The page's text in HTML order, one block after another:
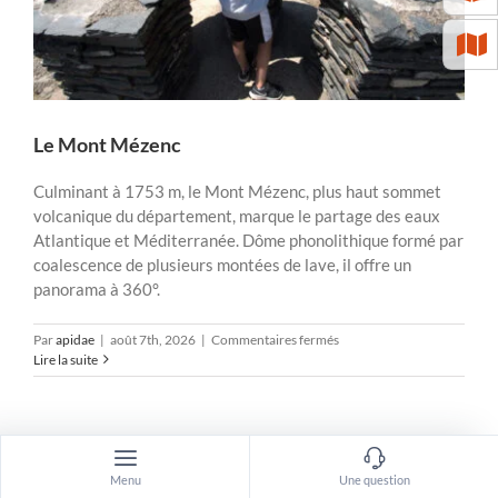
Le Mont Mézenc
Culminant à 1753 m, le Mont Mézenc, plus haut sommet
volcanique du département, marque le partage des eaux
Atlantique et Méditerranée. Dôme phonolithique formé par
coalescence de plusieurs montées de lave, il offre un
panorama à 360°.
Parapidae | août 7th, 2026 | Commentaires ferméssur
Mont
Lire la suite
Menu Une question